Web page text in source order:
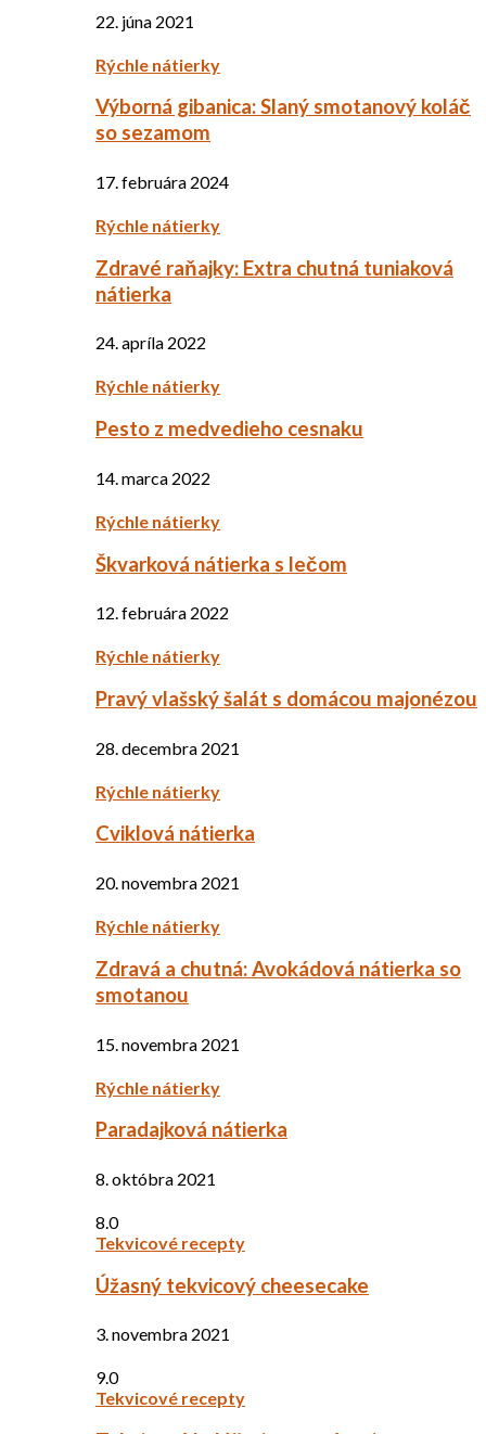
22. júna 2021
Rýchle nátierky
Výborná gibanica: Slaný smotanový koláč
so sezamom
17. februára 2024
Rýchle nátierky
Zdravé raňajky: Extra chutná tuniaková
nátierka
24. apríla 2022
Rýchle nátierky
Pesto z medvedieho cesnaku
14. marca 2022
Rýchle nátierky
Škvarková nátierka s lečom
12. februára 2022
Rýchle nátierky
Pravý vlašský šalát s domácou majonézou
28. decembra 2021
Rýchle nátierky
Cviklová nátierka
20. novembra 2021
Rýchle nátierky
Zdravá a chutná: Avokádová nátierka so
smotanou
15. novembra 2021
Rýchle nátierky
Paradajková nátierka
8. októbra 2021
8.0
Tekvicové recepty
Úžasný tekvicový cheesecake
3. novembra 2021
9.0
Tekvicové recepty